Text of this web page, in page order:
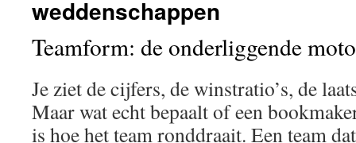
weddenschappen
Teamform: de onderliggende
Je ziet de cijfers, de winstratio’s, de
Maar wat echt bepaalt of een
is hoe het team ronddraait. Een team